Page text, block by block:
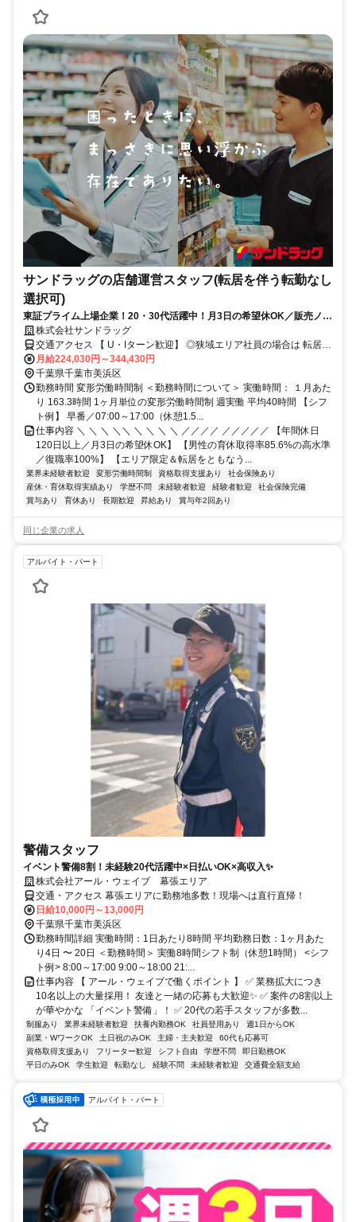
サンドラッグの店舗運営スタッフ(転居を伴う転勤なし
選択可)
東証プライム上場企業！20・30代活躍中！月3日の希望休OK／販売ノル
マなし／年収例32歳SV816万円／販促企画～商品管理など店舗運営がメ
インの仕事
株式会社サンドラッグ
交通アクセス 【 U・Iターン歓迎】 ◎狭域エリア社員の場合は 転居を
伴う転勤はありません。 ◎マイカー通勤OK
月給224,030円～344,430円
千葉県千葉市美浜区
勤務時間 変形労働時間制 ＜勤務時間について＞ 実働時間： １月あた
り 163.3時間 1ヶ月単位の変形労働時間制 週実働 平均40時間 【シフ
ト例】 早番／07:00～17:00（休憩1.5...
仕事内容 ＼ ＼ ＼ ＼＼ ＼ ＼ ＼ ＼ ／／／／ ／／／／／ 【年間休日
120日以上／月3日の希望休OK】 【男性の育休取得率85.6%の高水準
／復職率100%】 【エリア限定＆転居をともなう...
業界未経験者歓迎 変形労働時間制 資格取得支援あり
社会保険あり
産休・育休取得実績あり
学歴不問 未経験者歓迎 経験者歓迎
社会保険完備
賞与あり
育休あり 長期歓迎 昇給あり 賞与年2回あり
同じ企業の求人
アルバイト・パート
警備スタッフ
イベント警備8割！未経験20代活躍中×日払いOK×高収入✨
株式会社アール・ウェイブ 幕張エリア
交通・アクセス 幕張エリアに勤務地多数！現場へは直行直帰！
日給10,000円～13,000円
千葉県千葉市美浜区
勤務時間詳細 実働時間：1日あたり8時間 平均勤務日数：1ヶ月あた
り4日 〜 20日 ＜勤務時間＞ 実働8時間シフト制（休憩1時間） <シフ
ト例> 8:00～17:00 9:00～18:00 21:...
仕事内容 【 アール・ウェイブで働くポイント 】 ✅ 業務拡大につき
10名以上の大量採用！ 友達と一緒の応募も大歓迎✨ ✅ 案件の8割以上
が華やかな 「イベント警備」！ ✅ 20代の若手スタッフが多数...
制服あり 業界未経験者歓迎 扶養内勤務OK 社員登用あり
週1日からOK
副業・WワークOK
土日祝のみOK 主婦・主夫歓迎
60代も応募可
資格取得支援あり
フリーター歓迎 シフト自由 学歴不問
即日勤務OK
平日のみOK
学生歓迎 転勤なし 経験不問 未経験者歓迎 交通費全額支給
アルバイト・パート